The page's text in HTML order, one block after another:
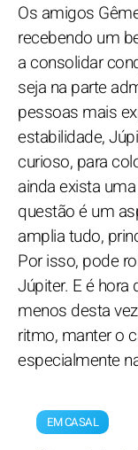
Os amigos
recebendo um
a consolidar
seja na parte
pessoas mais
estabilidade,
curioso, para
ainda exista
questão é um
amplia tudo,
Por isso, pode
Júpiter. E é hora
menos desta
ritmo, manter o
especialmente
EM CASAL